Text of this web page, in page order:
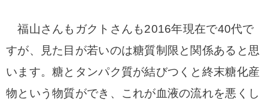
福山さんもガクトさんも2016年現在で40代で
すが、見た目が若いのは糖質制限と関係あると思
います。糖とタンパク質が結びつくと終末糖化産
物という物質ができ、これが血液の流れを悪くし